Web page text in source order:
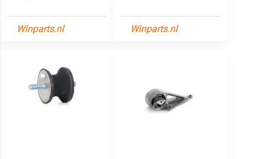
Winparts.nl Winparts.nl